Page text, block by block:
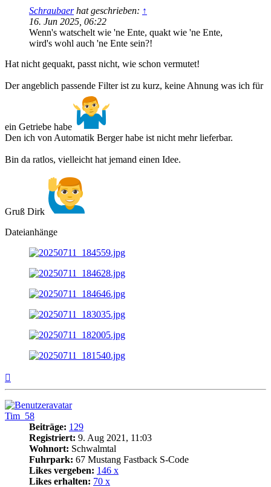
Schraubaerhat geschrieben: ↑
16. Jun 2025, 06:22
Wenn's watschelt wie 'ne Ente, quakt wie 'ne Ente,
wird's wohl auch 'ne Ente sein?!
Hat nicht gequakt, passt nicht, wie schon vermutet!
Der angeblich passende Filter ist zu kurz, keine Ahnung was ich für
ein Getriebe habe
Den ich von Automatik Berger habe ist nicht mehr lieferbar.
Bin da ratlos, vielleicht hat jemand einen Idee.
Gruß Dirk
Dateianhänge
Tim_58
Beiträge: 129
Registriert: 9. Aug 2021, 11:03
Wohnort: Schwalmtal
Fuhrpark: 67 Mustang Fastback S-Code
Likes vergeben: 146 x
Likes erhalten: 70 x